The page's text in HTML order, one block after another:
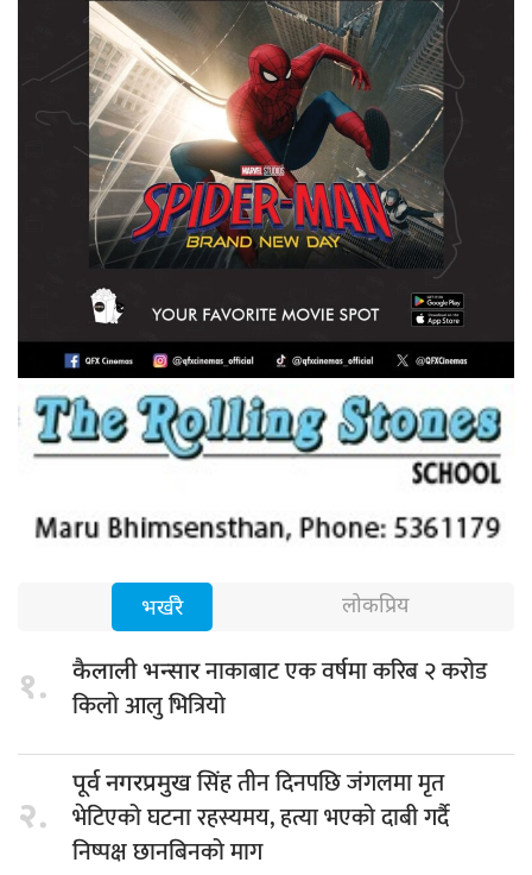
भर्खरै लोकप्रिय
१. कैलाली भन्सारनाकाबाट एक वर्षमा करिब २ करोड
किलो आलु भित्रियो
२.
पूर्व नगरप्रमुखसिंह तीन दिनपछि जंगलमा मृत
भेटिएको घटना रहस्यमय, हत्या भएको दाबी गर्दै
निष्पक्ष छानबिनको माग